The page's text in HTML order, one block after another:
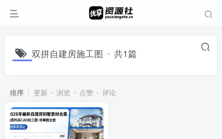
双拼自建房施工图 共1篇
排序 更新 浏览 点赞 评论